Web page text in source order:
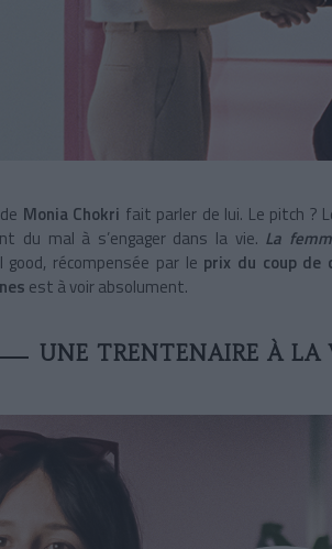
Monia Chokri fait parler de lui. Le pitch ?
du mal à s’engager dans la vie. La
récompensée par le prix du coup de
est à voir absolument.
UNE TRENTENAIRE À LA